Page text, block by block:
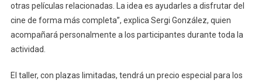
otras películas relacionadas. La idea es ayudarles a disfrutar del
cine de forma más completa”, explica Sergi González, quien
acompañará personalmente a los participantes durante toda la
actividad.
El taller, con plazas limitadas, tendrá un precio especial para los